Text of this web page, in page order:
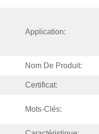
Application:
Nom De Produit:
Certificat:
Mots-Clés: